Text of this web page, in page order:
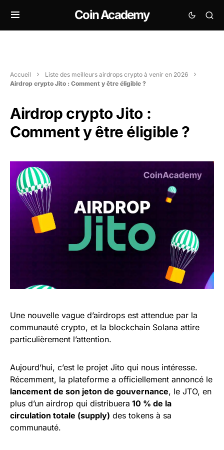
Coin Academy
Accueil
Liste des meilleurs airdrops crypto à venir en 2026
Airdrop crypto Jito : Comment y être éligible ?
Airdrop crypto Jito :
Comment y être éligible ?
Une nouvelle vague d’airdrops est attendue par la
communauté crypto, et la blockchain Solana attire
particulièrement l’attention.
Aujourd’hui, c’est le projet Jito qui nous intéresse.
Récemment, la plateforme a officiellement annoncé le
lancement de son jeton de gouvernance, le JTO, en
plus d’un airdrop qui distribuera 10 % de la
circulation totale (supply) des tokens à sa
communauté.